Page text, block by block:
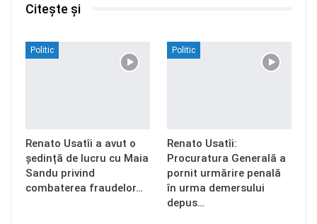
Citește și
Politic
Renato Usatîi a avut o
ședință de lucru cu Maia
Sandu privind
combaterea fraudelor…
Politic
Renato Usatîi:
Procuratura Generală a
pornit urmărire penală
în urma demersului
depus…